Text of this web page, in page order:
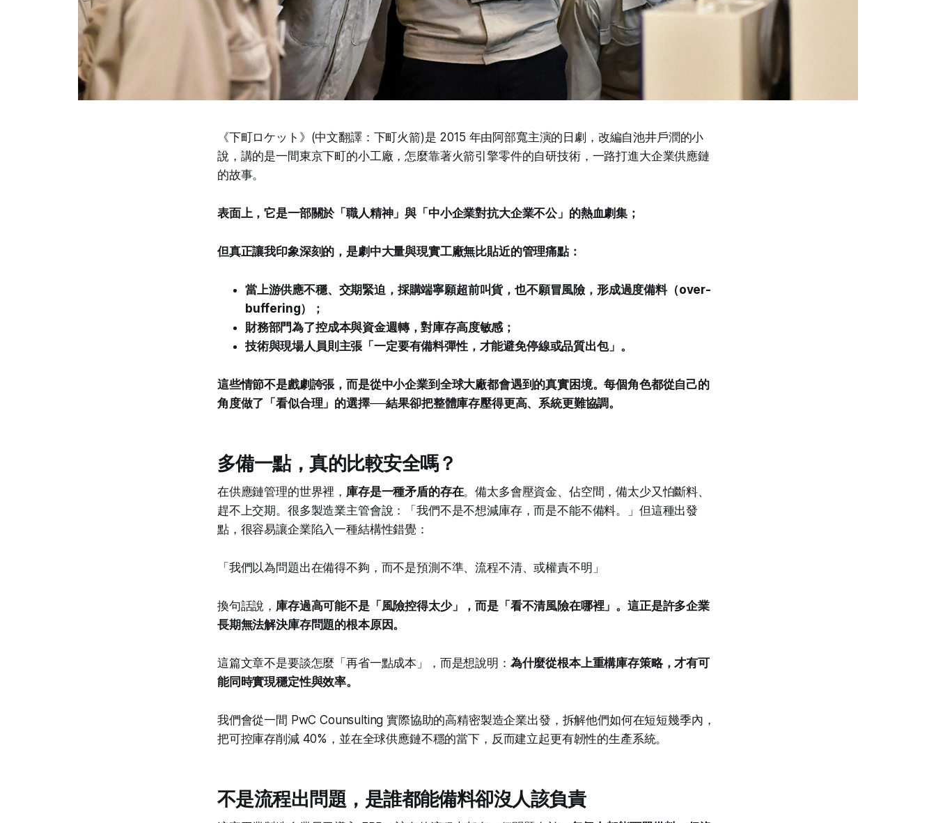
《下町ロケット》(中文翻譯：下町火箭)是 2015 年由阿部寬主演的日劇，改編自池井戶潤的小
說，講的是一間東京下町的小工廠，怎麼靠著火箭引擎零件的自研技術，一路打進大企業供應鏈
的故事。
表面上，它是一部關於「職人精神」與「中小企業對抗大企業不公」的熱血劇集；
但真正讓我印象深刻的，是劇中大量與現實工廠無比貼近的管理痛點：
當上游供應不穩、交期緊迫，採購端寧願超前叫貨，也不願冒風險，形成過度備料（over-
buffering）；
財務部門為了控成本與資金週轉，對庫存高度敏感；
技術與現場人員則主張「一定要有備料彈性，才能避免停線或品質出包」。
這些情節不是戲劇誇張，而是從中小企業到全球大廠都會遇到的真實困境。每個角色都從自己的
角度做了「看似合理」的選擇──結果卻把整體庫存壓得更高、系統更難協調。
多備一點，真的比較安全嗎？
在供應鏈管理的世界裡， 庫存是一種矛盾的存在。備太多會壓資金、佔空間，備太少又怕斷料、
趕不上交期。很多製造業主管會說：「我們不是不想減庫存，而是不能不備料。」但這種出發
點，很容易讓企業陷入一種結構性錯覺：
「我們以為問題出在備得不夠，而不是預測不準、流程不清、或權責不明」
換句話說， 庫存過高可能不是「風險控得太少」，而是「看不清風險在哪裡」。這正是許多企業
長期無法解決庫存問題的根本原因。
這篇文章不是要談怎麼「再省一點成本」，而是想說明： 為什麼從根本上重構庫存策略，才有可
能同時實現穩定性與效率。
我們會從一間 PwC Counsulting 實際協助的高精密製造企業出發，拆解他們如何在短短幾季內，
把可控庫存削減 40%，並在全球供應鏈不穩的當下，反而建立起更有韌性的生產系統。
不是流程出問題，是誰都能備料卻沒人該負責